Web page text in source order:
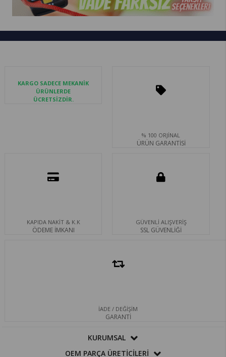
KARGO SADECE MEKANİK
ÜRÜNLERDE
ÜCRETSİZDİR.
% 100 ORJİNAL
ÜRÜN GARANTİSİ
KAPIDA NAKİT & K.K
ÖDEME İMKANI
GÜVENLİ ALIŞVERİŞ
SSL GÜVENLİĞİ
İADE / DEĞİŞİM
GARANTİ
KURUMSAL
OEM PARÇA ÜRETİCİLERİ